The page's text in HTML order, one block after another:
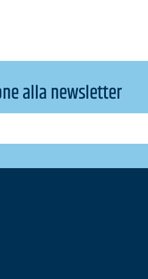
alla newsletter